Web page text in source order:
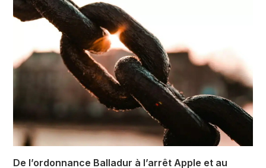
De l’ordonnance Balladur à l’arrêt Apple et au